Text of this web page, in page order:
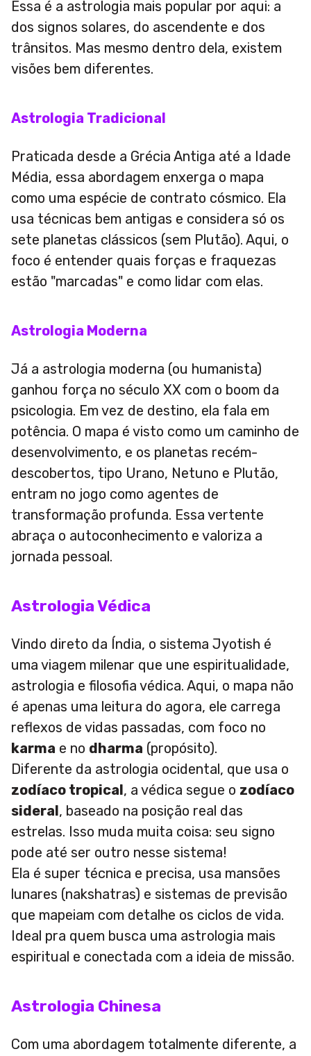
Essa é a astrologia mais popular por aqui: a
dos signos solares, do ascendente e dos
trânsitos. Mas mesmo dentro dela, existem
visões bem diferentes.
Astrologia Tradicional
Praticada desde a Grécia Antiga até a Idade
Média, essa abordagem enxerga o mapa
como uma espécie de contrato cósmico. Ela
usa técnicas bem antigas e considera só os
sete planetas clássicos (sem Plutão). Aqui, o
foco é entender quais forças e fraquezas
estão "marcadas" e como lidar com elas.
Astrologia Moderna
Já a astrologia moderna (ou humanista)
ganhou força no século XX com o boom da
psicologia. Em vez de destino, ela fala em
potência. O mapa é visto como um caminho de
desenvolvimento, e os planetas recém-
descobertos, tipo Urano, Netuno e Plutão,
entram no jogo como agentes de
transformação profunda. Essa vertente
abraça o autoconhecimento e valoriza a
jornada pessoal.
Astrologia Védica
Vindo direto da Índia, o sistema Jyotish é
uma viagem milenar que une espiritualidade,
astrologia e filosofia védica. Aqui, o mapa não
é apenas uma leitura do agora, ele carrega
reflexos de vidas passadas, com foco no
karma e no dharma (propósito).
Diferente da astrologia ocidental, que usa o
zodíaco tropical, a védica segue o zodíaco
sideral, baseado na posição real das
estrelas. Isso muda muita coisa: seu signo
pode até ser outro nesse sistema!
Ela é super técnica e precisa, usa mansões
lunares (nakshatras) e sistemas de previsão
que mapeiam com detalhe os ciclos de vida.
Ideal pra quem busca uma astrologia mais
espiritual e conectada com a ideia de missão.
Astrologia Chinesa
Com uma abordagem totalmente diferente, a